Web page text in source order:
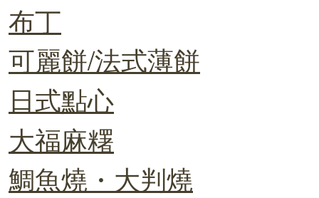
布丁
可麗餅/法式薄餅
日式點心
大福麻糬
鯛魚燒・大判燒